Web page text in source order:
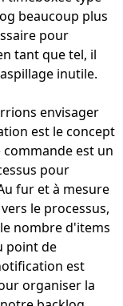
beaucoup plus
pour
tant que tel, il
inutile.
envisager
est le concept
est un
pour
fur et à mesure
le processus,
nombre d'items
point de
est
organiser la